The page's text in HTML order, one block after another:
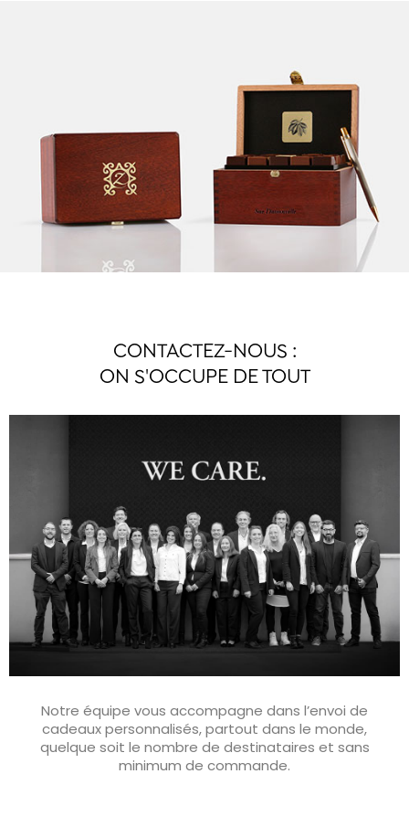
CONTACTEZ-NOUS :
ON S'OCCUPE DE TOUT
Notre équipe vous accompagne dans l’envoi de
cadeaux personnalisés, partout dans le monde,
quelque soit le nombre de destinataires et sans
minimum de commande.